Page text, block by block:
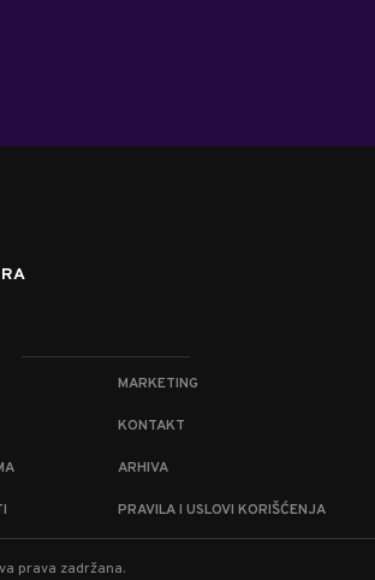
MARKETING
KONTAKT
ARHIVA
PRAVILA I USLOVI KORIŠĆENJA
prava zadržana.